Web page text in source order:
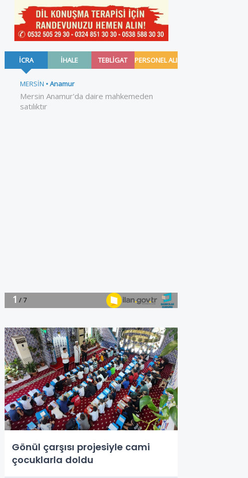
Gönül çarşısı projesiyle cami
çocuklarla doldu